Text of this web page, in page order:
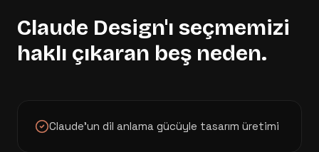
Claude Design'ı seçmemizi
haklı çıkaran beş neden.
Claude'un dil anlama gücüyle tasarım üretimi